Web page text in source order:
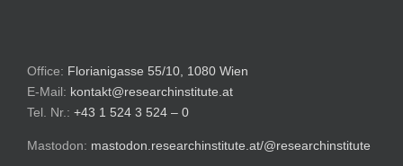
Office: Florianigasse 55/10, 1080 Wien
E-Mail: kontakt@researchinstitute.at
Tel. Nr.: +43 1 524 3 524 – 0
Mastodon: mastodon.researchinstitute.at/@researchinstitute